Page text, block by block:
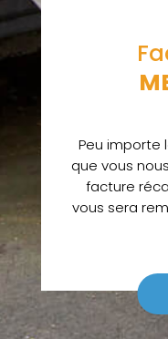
Peu importe
que vous
facture
vous sera